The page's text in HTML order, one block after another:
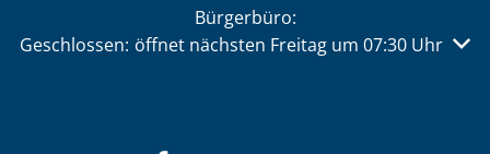
Bürgerbüro:
Klicken, um weitere Öffnungs- oder Schließzeiten
Geschlossen: öffnet nächsten Freitag um 07:30 Uhr